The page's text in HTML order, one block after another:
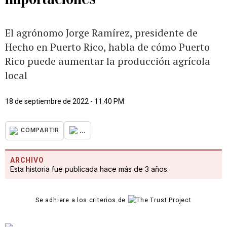
El agrónomo Jorge Ramírez, presidente de
Hecho en Puerto Rico, habla de cómo Puerto
Rico puede aumentar la producción agrícola
local
18 de septiembre de 2022 - 11:40 PM
COMPARTIR ...
ARCHIVO
Esta historia fue publicada hace más de 3 años.
Se adhiere a los criterios de